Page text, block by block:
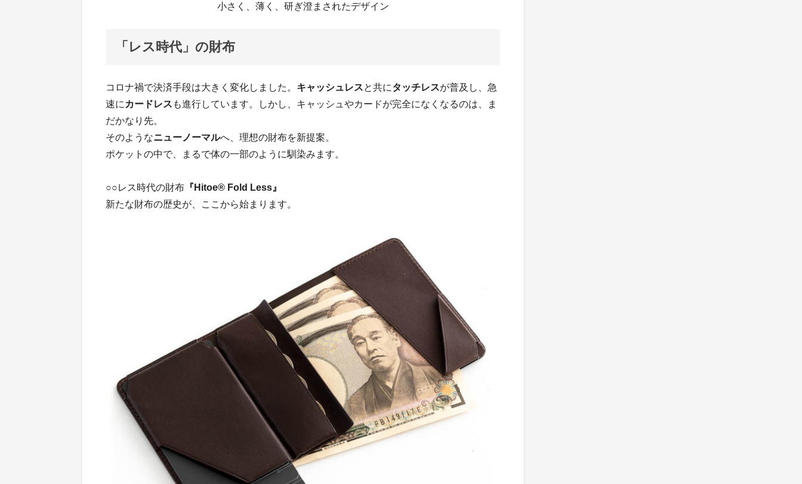
小さく、薄く、研ぎ澄まされたデザイン
「レス時代」の財布
コロナ禍で決済手段は大きく変化しました。 キャッシュレスと共にタッチレスが普及し、急
速に カードレス も進行しています。しかし、キャッシュやカードが完全になくなるのは、ま
だかなり先。
そのようなニューノーマルへ、理想の財布を新提案。
ポケットの中で、まるで体の一部のように馴染みます。
○○レス時代の財布 『Hitoe® Fold Less』
新たな財布の歴史が、ここから始まります。